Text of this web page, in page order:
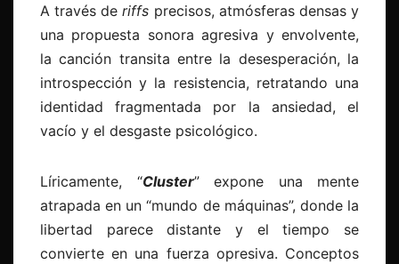
A través deriffs precisos, atmósferas densas y
una propuesta sonora agresiva y envolvente,
la canción transita entre la desesperación, la
introspección y la resistencia, retratando una
identidad fragmentada por la ansiedad, el
vacío y el desgaste psicológico.
Líricamente, “Cluster” expone una mente
atrapada en un “mundo de máquinas”, donde la
libertad parece distante y el tiempo se
convierte en una fuerza opresiva. Conceptos